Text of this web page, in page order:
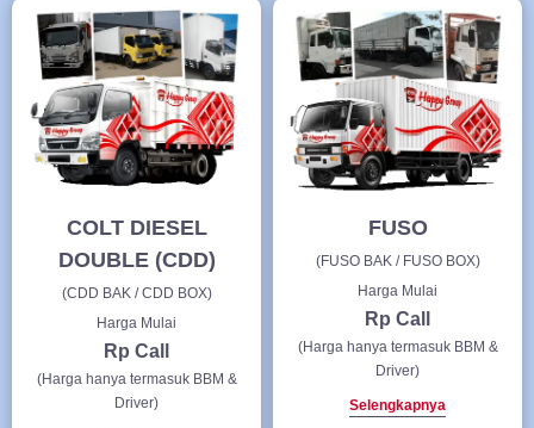
COLT DIESEL
DOUBLE (CDD)
(CDD BAK / CDD BOX)
Harga Mulai
Rp Call
(Harga hanya termasuk BBM &
Driver)
FUSO
(FUSO BAK / FUSO BOX)
Harga Mulai
Rp Call
(Harga hanya termasuk BBM &
Driver)
Selengkapnya